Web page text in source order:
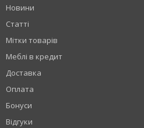
Новини
Статті
Мітки товарів
Меблі в кредит
Доставка
Оплата
Бонуси
Відгуки